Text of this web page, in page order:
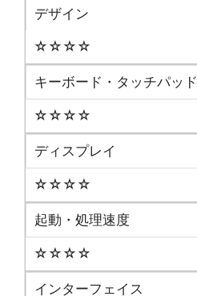
デザイン
☆☆☆☆
キーボード・タッチパッド
☆☆☆☆
ディスプレイ
☆☆☆☆
起動・処理速度
☆☆☆☆
インターフェイス